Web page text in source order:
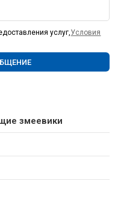
услуг,Условия
змеевики